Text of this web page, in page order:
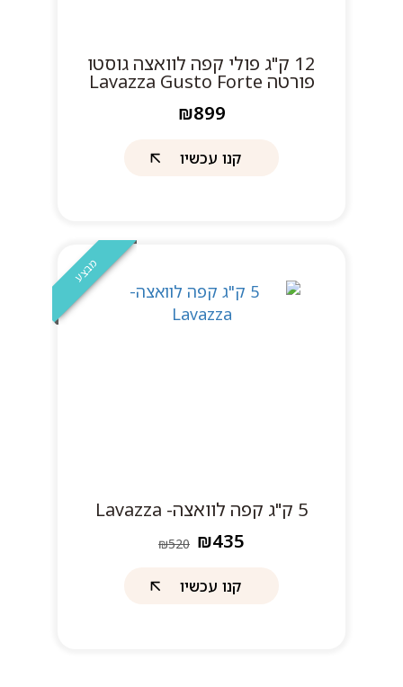
12 ק"ג פולי קפה לוואצה גוסטו
פורטה Lavazza Gusto Forte
₪899
קנו עכשיו
מבצע
5 ק"ג קפה לוואצה- Lavazza
₪435
₪520
קנו עכשיו